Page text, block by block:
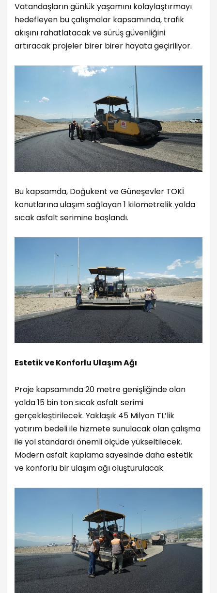
Vatandaşların günlük yaşamını kolaylaştırmayı
hedefleyen bu çalışmalar kapsamında, trafik
akışını rahatlatacak ve sürüş güvenliğini
artıracak projeler birer birer hayata geçiriliyor.
Bu kapsamda, Doğukent ve Güneşevler TOKİ
konutlarına ulaşım sağlayan 1 kilometrelik yolda
sıcak asfalt serimine başlandı.
Estetik ve Konforlu Ulaşım Ağı
Proje kapsamında 20 metre genişliğinde olan
yolda 15 bin ton sıcak asfalt serimi
gerçekleştirilecek. Yaklaşık 45 Milyon TL’lik
yatırım bedeli ile hizmete sunulacak olan çalışma
ile yol standardı önemli ölçüde yükseltilecek.
Modern asfalt kaplama sayesinde daha estetik
ve konforlu bir ulaşım ağı oluşturulacak.